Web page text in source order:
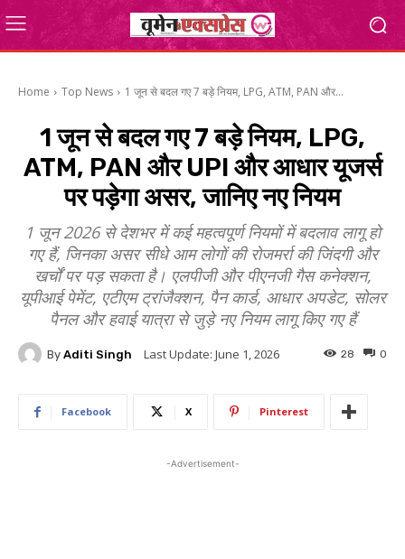
Home Top News 1 जून से बदल गए 7 बड़े नियम, LPG, ATM, PAN और...
1 जून से बदल गए 7 बड़े नियम, LPG,
ATM, PAN और UPI और आधार यूजर्स
पर पड़ेगा असर, जानिए नए नियम
1 जून 2026 से देशभर में कई महत्वपूर्ण नियमों में बदलाव लागू हो
गए हैं, जिनका असर सीधे आम लोगों की रोजमर्रा की जिंदगी और
खर्चों पर पड़ सकता है। एलपीजी और पीएनजी गैस कनेक्शन,
यूपीआई पेमेंट, एटीएम ट्रांजैक्शन, पैन कार्ड, आधार अपडेट, सोलर
पैनल और हवाई यात्रा से जुड़े नए नियम लागू किए गए हैं
By Aditi Singh Last Update: June 1, 2026 0
28
Facebook X Pinterest
-Advertisement-